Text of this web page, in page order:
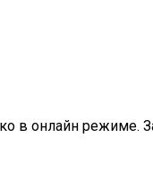
в онлайн режиме.